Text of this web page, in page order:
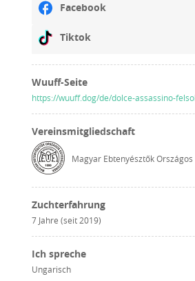
Facebook
Tiktok
Wuuff-Seite
https://wuuff.dog/de/dolce-assassino-
Vereinsmitgliedschaft
Magyar Ebtenyésztők Országos
Zuchterfahrung
7 Jahre (seit 2019)
Ich spreche
Ungarisch